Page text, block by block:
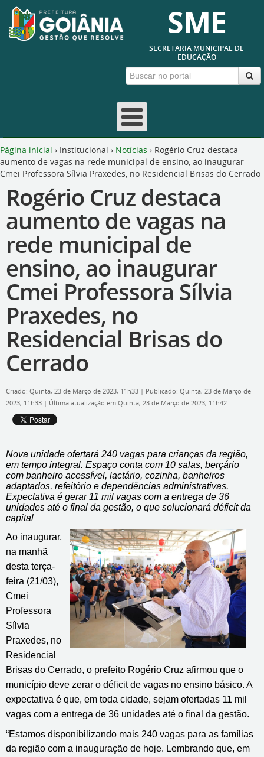
SME
SECRETARIA MUNICIPAL DE
EDUCAÇÃO
Página inicial › Institucional › Notícias › Rogério Cruz destaca
aumento de vagas na rede municipal de ensino, ao inaugurar
Cmei Professora Sílvia Praxedes, no Residencial Brisas do Cerrado
Rogério Cruz destaca
aumento de vagas na
rede municipal de
ensino, ao inaugurar
Cmei Professora Sílvia
Praxedes, no
Residencial Brisas do
Cerrado
Criado: Quinta, 23 de Março de 2023, 11h33 | Publicado: Quinta, 23 de Março de
2023, 11h33 | Última atualização em Quinta, 23 de Março de 2023, 11h42
Nova unidade ofertará 240 vagas para crianças da região,
em tempo integral. Espaço conta com 10 salas, berçário
com banheiro acessível, lactário, cozinha, banheiros
adaptados, refeitório e dependências administrativas.
Expectativa é gerar 11 mil vagas com a entrega de 36
unidades até o final da gestão, o que solucionará déficit da
capital
Ao inaugurar,
na manhã
desta terça-
feira (21/03),
Cmei
Professora
Sílvia
Praxedes, no
Residencial
Brisas do Cerrado, o prefeito Rogério Cruz afirmou que o
município deve zerar o déficit de vagas no ensino básico. A
expectativa é que, em toda cidade, sejam ofertadas 11 mil
vagas com a entrega de 36 unidades até o final da gestão.
“Estamos disponibilizando mais 240 vagas para as famílias
da região com a inauguração de hoje. Lembrando que, em